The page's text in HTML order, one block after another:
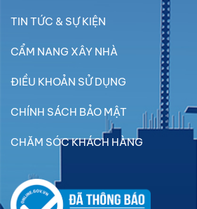
TIN TỨC & SỰ KIỆN
CẨM NANG XÂY NHÀ
ĐIỀU KHOẢN SỬ DỤNG
CHÍNH SÁCH BẢO MẬT
CHĂM SÓC KHÁCH HÀNG